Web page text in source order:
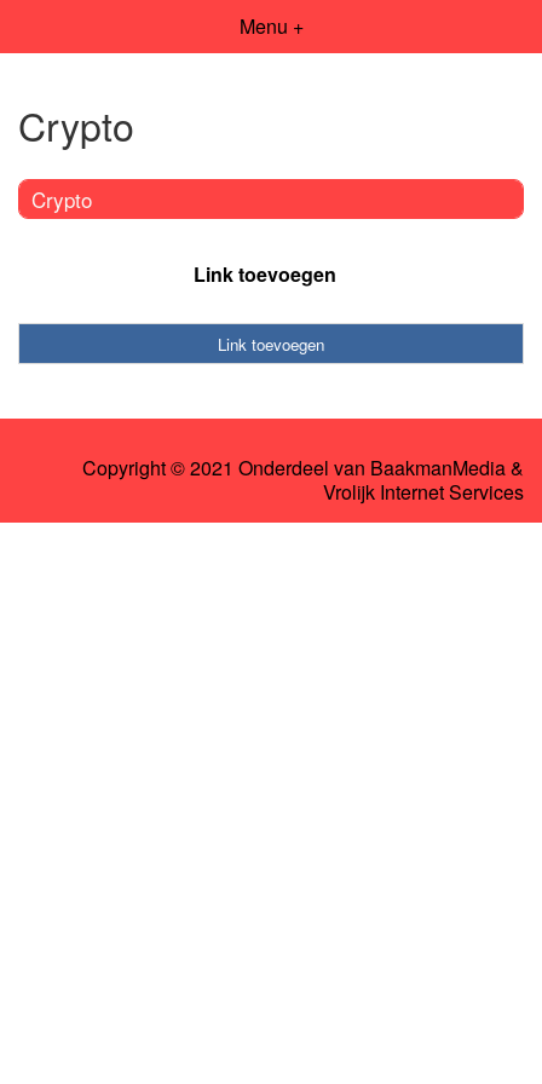
Menu +
Crypto
Crypto
Link toevoegen
Link toevoegen
Copyright © 2021 Onderdeel van BaakmanMedia&
Vrolijk Internet Services